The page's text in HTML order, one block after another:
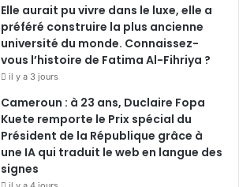
Elle aurait pu vivre dans le luxe, elle a
préféré construire la plus ancienne
université du monde. Connaissez-
vous l’histoire de Fatima Al-Fihriya ?
il y a 3 jours
Cameroun : à 23 ans, Duclaire Fopa
Kuete remporte le Prix spécial du
Président de la République grâce à
une IA qui traduit le web en langue des
signes